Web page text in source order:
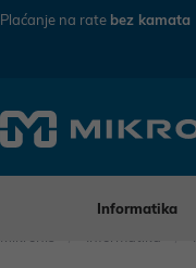
Plaćanje na rate bez kamata
Informatika